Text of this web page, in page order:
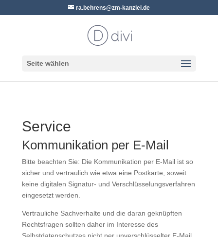
ra.behrens@zm-kanzlei.de
Seite wählen
Service
Kommunikation per E-Mail
Bitte beachten Sie: Die Kommunikation per E-Mail ist so
sicher und vertraulich wie etwa eine Postkarte, soweit
keine digitalen Signatur- und Verschlüsselungsverfahren
eingesetzt werden.
Vertrauliche Sachverhalte und die daran geknüpften
Rechtsfragen sollten daher im Interesse des